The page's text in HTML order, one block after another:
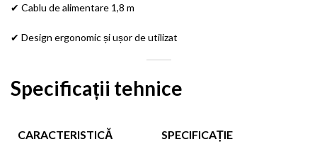
✔ Cablu de alimentare 1,8 m
✔ Design ergonomic și ușor de utilizat
Specificații tehnice
CARACTERISTICĂ SPECIFICAȚIE